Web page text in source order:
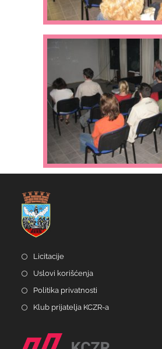
Licitacije
Uslovi korišćenja
Politika privatnosti
Klub prijatelja KCZR-a